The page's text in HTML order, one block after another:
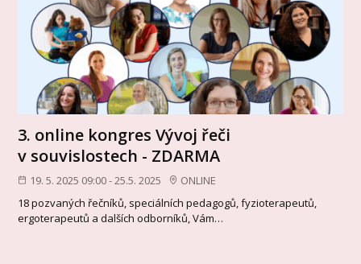
3. online kongres Vývoj řeči
v souvislostech - ZDARMA
19. 5. 2025 09:00 - 25.5. 2025
ONLINE
18 pozvaných řečníků, speciálních pedagogů, fyzioterapeutů,
ergoterapeutů a dalších odborníků, Vám…